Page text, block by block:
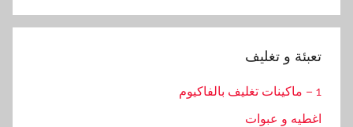
تعبئة و تغليف
1 – ماكينات تغليف بالفاكيوم
اغطيه و عبوات